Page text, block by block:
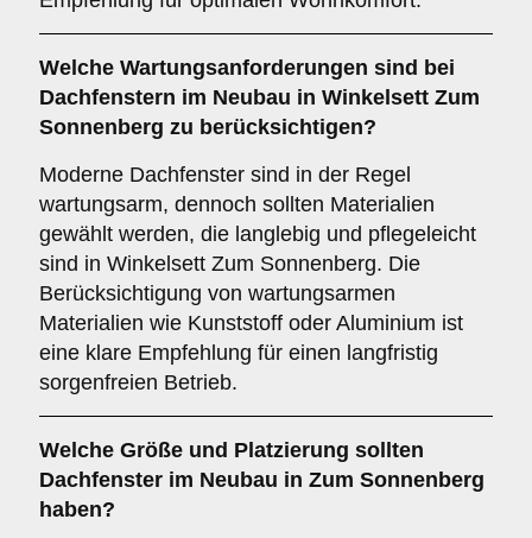
Welche Wartungsanforderungen sind bei
Dachfenstern im Neubau in Winkelsett Zum
Sonnenberg zu berücksichtigen?
Moderne Dachfenster sind in der Regel
wartungsarm, dennoch sollten Materialien
gewählt werden, die langlebig und pflegeleicht
sind in Winkelsett Zum Sonnenberg. Die
Berücksichtigung von wartungsarmen
Materialien wie Kunststoff oder Aluminium ist
eine klare Empfehlung für einen langfristig
sorgenfreien Betrieb.
Welche Größe und Platzierung sollten
Dachfenster im Neubau in Zum Sonnenberg
haben?